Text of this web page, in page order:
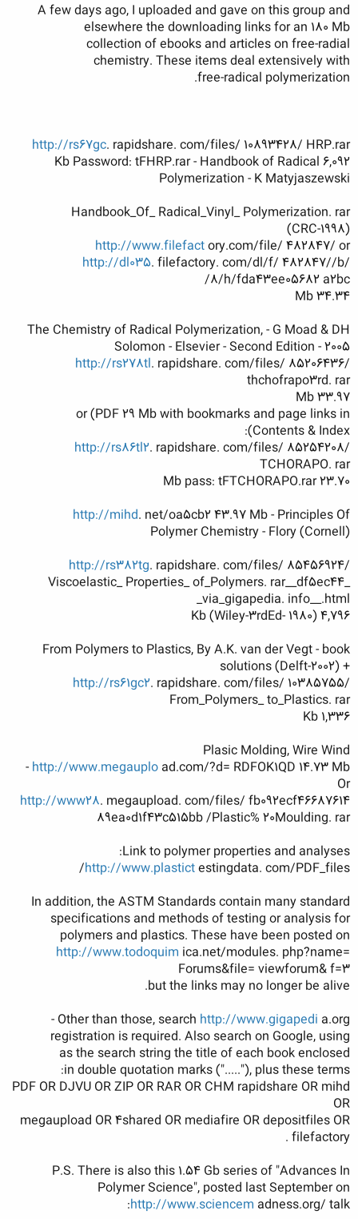
A few days ago, I uploaded and gave on this group and
elsewhere the downloading links for an 180 Mb
collection of ebooks and articles on free-radial
chemistry. These items deal extensively with
free-radical polymerization.
http://rs67gc. rapidshare. com/files/ 10893428/ HRP.rar
6,092 Kb Password: tFHRP.rar - Handbook of Radical
Polymerization - K Matyjaszewski
Handbook_Of_ Radical_Vinyl_ Polymerization. rar
(CRC-1998)
http://www.filefactory.com/file/ 482847/ or
http://dl035. filefactory. com/dl/f/ 482847//b/
8/h/fda43ee05682 a2bc/
34.34 Mb
The Chemistry of Radical Polymerization, - G Moad & DH
Solomon - Elsevier - Second Edition - 2005
http://rs278tl. rapidshare. com/files/ 85206436/
thchofrapo3rd. rar
33.97 Mb
or (PDF 29 Mb with bookmarks and page links in
Contents & Index):
http://rs86tl2. rapidshare. com/files/ 85254208/
TCHORAPO. rar
23.70 Mb pass: tFTCHORAPO.rar
http://mihd. net/oa5cb2 43.97 Mb - Principles Of
Polymer Chemistry - Flory (Cornell)
http://rs382tg. rapidshare. com/files/ 85456924/
Viscoelastic_ Properties_ of_Polymers. rar__df5ec44_
_via_gigapedia. info__.html
4,796 Kb (Wiley-3rdEd- 1980)
From Polymers to Plastics, By A.K. van der Vegt - book
+ solutions (Delft-2002)
http://rs61gc2. rapidshare. com/files/ 10385755/
From_Polymers_ to_Plastics. rar
1,336 Kb
Plasic Molding, Wire Wind
http://www.megauplo ad.com/?d= RDFOK1QD 14.73 Mb -
Or
http://www28. megaupload. com/files/ fb092ecf46687614
89ea0d1f43c515bb /Plastic% 20Moulding. rar
Link to polymer properties and analyses:
http://www.plastictestingdata. com/PDF_files/
In addition, the ASTM Standards contain many standard
specifications and methods of testing or analysis for
polymers and plastics. These have been posted on
http://www.todoquim ica.net/modules. php?name=
Forums&file= viewforum& f=3
but the links may no longer be alive.
Other than those, search http://www.gigapedi a.org -
registration is required. Also search on Google, using
as the search string the title of each book enclosed
in double quotation marks ("....."), plus these terms:
PDF OR DJVU OR ZIP OR RAR OR CHM rapidshare OR mihd
OR
megaupload OR 4shared OR mediafire OR depositfiles OR
filefactory .
P.S. There is also this 1.54 Gb series of "Advances In
Polymer Science", posted last September on
http://www.sciencem adness.org/ talk: